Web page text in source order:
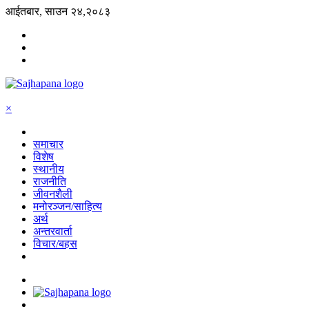
आईतबार, साउन २४,२०८३
×
समाचार
विशेष
स्थानीय
राजनीति
जीवनशैली
मनोरञ्जन/साहित्य
अर्थ
अन्तरवार्ता
विचार/बहस